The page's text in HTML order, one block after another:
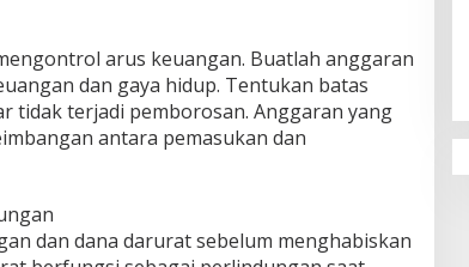
arus keuangan. Buatlah anggaran
dan gaya hidup. Tentukan batas
tidak terjadi pemborosan. Anggaran yang
antara pemasukan dan
dan dana darurat sebelum menghabiskan